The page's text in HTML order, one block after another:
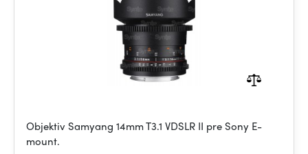
Objektiv Samyang 14mm T3.1 VDSLR II pre Sony E-
mount.